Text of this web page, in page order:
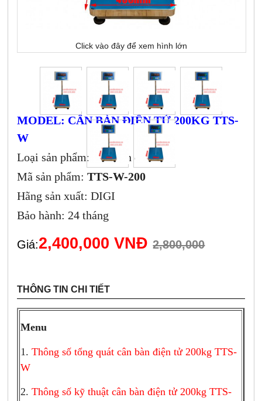
Click vào đây để xem hình lớn
MODEL: CÂN BÀN ĐIỆN TỬ 200KG TTS-
W
Loại sản phẩm: Cân bàn điện tử
Mã sản phẩm:TTS-W-200
Hãng sản xuất: DIGI
Bảo hành: 24 tháng
Giá:2,400,000 VNĐ2,800,000
THÔNG TIN CHI TIẾT
Menu
1.Thông số tổng quát cân bàn điện tử 200kg TTS-
W
2.Thông số kỹ thuật cân bàn điện tử 200kg TTS-